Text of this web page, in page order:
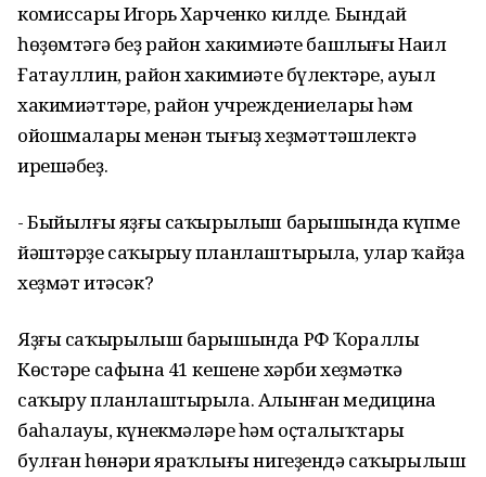
комиссары Игорь Харченко килде. Бындай
һөҙөмтәгә беҙ район хакимиәте башлығы Наил
Ғатауллин, район хакимиәте бүлектәре, ауыл
хакимиәттәре, район учреждениелары һәм
ойошмалары менән тығыҙ хеҙмәттәшлектә
ирешәбеҙ.
- Быйылғы яҙғы саҡырылыш барышында күпме
йәштәрҙе саҡырыу планлаштырыла, улар ҡайҙа
хеҙмәт итәсәк?
Яҙғы саҡырылыш барышында РФ Ҡораллы
Көстәре сафына 41 кешене хәрби хеҙмәткә
саҡыру планлаштырыла. Алынған медицина
баһалауы, күнекмәләре һәм оҫталыҡтары
булған һөнәри яраҡлығы нигеҙендә саҡырылыш